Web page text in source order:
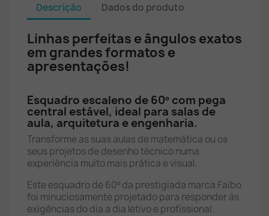
Descrição Dados do produto
Linhas perfeitas e ângulos exatos
em grandes formatos e
apresentações!
Esquadro escaleno de 60º com pega
central estável, ideal para salas de
aula, arquitetura e engenharia.
Transforme as suas aulas de matemática ou os
seus projetos de desenho técnico numa
experiência muito mais prática e visual.
Este esquadro de 60º da prestigiada marca Faibo
foi minuciosamente projetado para responder às
exigências do dia a dia letivo e profissional.